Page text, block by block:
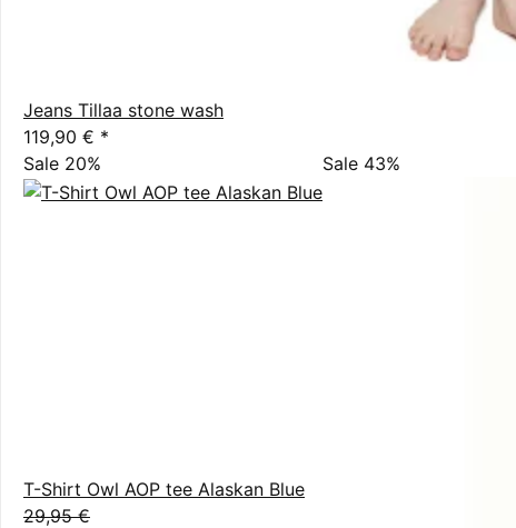
Jeans Tillaa stone wash
119,90 € *
Sale 20%
T-Shirt Owl AOP tee Alaskan Blue
29,95 €
Sale 43%